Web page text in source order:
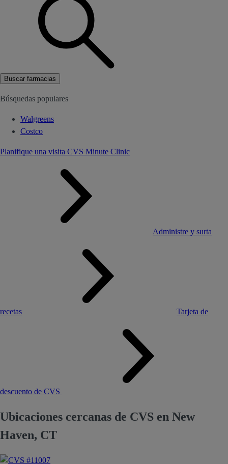
Buscar farmacias
Búsquedas populares
Walgreens
Costco
Planifique una visita CVS Minute Clinic
Administre y surta
recetas Tarjeta de
descuento de CVS
Ubicaciones cercanas de CVS en New
Haven, CT